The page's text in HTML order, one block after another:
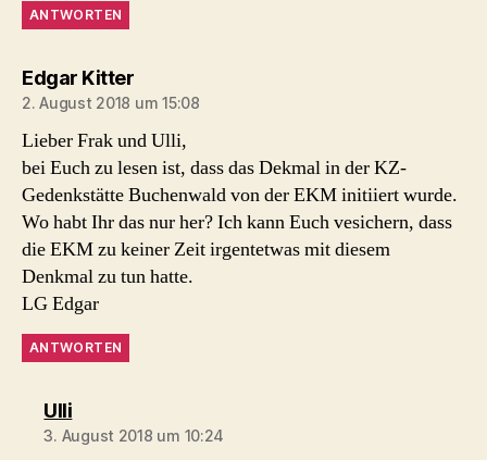
ANTWORTEN
Edgar Kittersagt:
2. August 2018 um 15:08
Lieber Frak und Ulli,
bei Euch zu lesen ist, dass das Dekmal in der KZ-
Gedenkstätte Buchenwald von der EKM initiiert wurde.
Wo habt Ihr das nur her? Ich kann Euch vesichern, dass
die EKM zu keiner Zeit irgentetwas mit diesem
Denkmal zu tun hatte.
LG Edgar
ANTWORTEN
Ullisagt:
3. August 2018 um 10:24